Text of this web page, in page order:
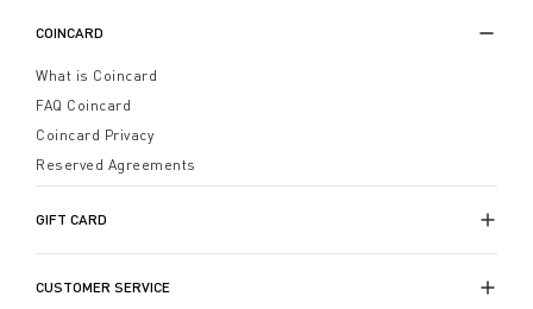
COINCARD
What is Coincard
FAQ Coincard
Coincard Privacy
Reserved Agreements
GIFT CARD
CUSTOMER SERVICE